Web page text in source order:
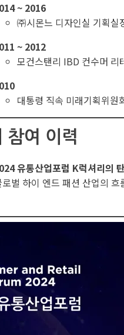
~ 2016
㈜시몬느 디자인실 기획실
~ 2012
모건스탠리 IBD 컨수머 리
대통령 직속 미래기획위원
참여 이력
유통산업포럼 K럭셔리의
벌 하이 엔드 패션 산업의